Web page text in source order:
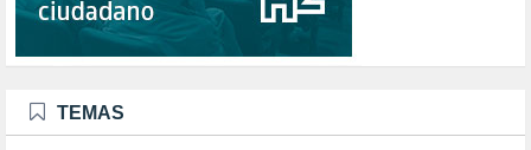
TEMAS